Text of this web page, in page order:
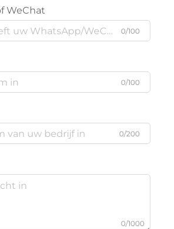
WeChat
0/100
0/100
0/200
0/1000